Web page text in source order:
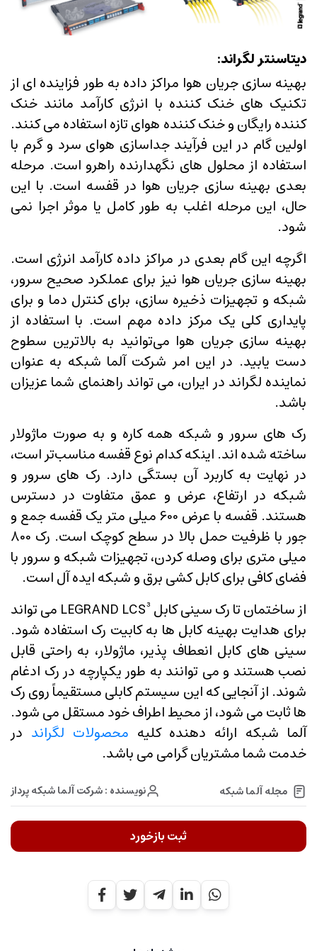
دیتاسنتر لگراند:
بهینه سازی جریان هوا مراکز داده به طور فزاینده ای از
تکنیک های خنک کننده با انرژی کارآمد مانند خنک
کننده رایگان و خنک کننده هوای تازه استفاده می کنند.
اولین گام در این فرآیند جداسازی هوای سرد و گرم با
استفاده از محلول های نگهدارنده راهرو است. مرحله
بعدی بهینه سازی جریان هوا در قفسه است. با این
حال، این مرحله اغلب به طور کامل یا موثر اجرا نمی
شود.
اگرچه این گام بعدی در مراکز داده کارآمد انرژی است.
بهینه سازی جریان هوا نیز برای عملکرد صحیح سرور،
شبکه و تجهیزات ذخیره سازی، برای کنترل دما و برای
پایداری کلی یک مرکز داده مهم است. با استفاده از
بهینه سازی جریان هوا می‌توانید به بالاترین سطوح
دست یابید. در این امر شرکت آلما شبکه به عنوان
نماینده لگراند در ایران، می تواند راهنمای شما عزیزان
باشد.
رک های سرور و شبکه همه کاره و به صورت ماژولار
ساخته شده اند. اینکه کدام نوع قفسه مناسب‌تر است،
در نهایت به کاربرد آن بستگی دارد. رک های سرور و
شبکه در ارتفاع، عرض و عمق متفاوت در دسترس
هستند. قفسه با عرض 600 میلی متر یک قفسه جمع و
جور با ظرفیت حمل بالا در سطح کوچک است. رک 800
میلی متری برای وصله کردن، تجهیزات شبکه و سرور با
فضای کافی برای کابل کشی برق و شبکه ایده آل است.
از ساختمان تا رک سینی کابل LEGRAND LCS³ می تواند
برای هدایت بهینه کابل ها به کابیت رک استفاده شود.
سینی های کابل انعطاف پذیر، ماژولار، به راحتی قابل
نصب هستند و می توانند به طور یکپارچه در رک ادغام
شوند. از آنجایی که این سیستم کابلی مستقیماً روی رک
ها ثابت می شود، از محیط اطراف خود مستقل می شود.
آلما شبکه ارائه دهنده کلیه محصولات لگراند در
خدمت شما مشتریان گرامی می باشد.
مجله آلما شبکه نویسنده : شرکت آلما شبکه پرداز
ثبت بازخورد